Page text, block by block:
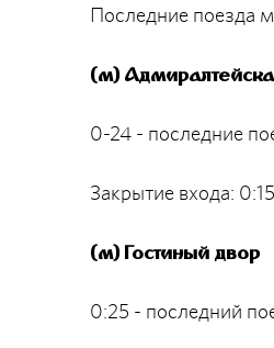
Последние поезда
(м)
0-24 - последние
Закрытие входа: 0:15
(м) Гостиный двор
0:25 - последний